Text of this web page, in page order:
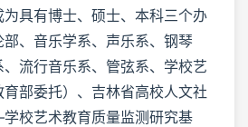
具有博士、硕士、本科三个办
、音乐学系、声乐系、钢琴
流行音乐系、管弦系、学校艺
部委托）、吉林省高校人文社
校艺术教育质量监测研究基